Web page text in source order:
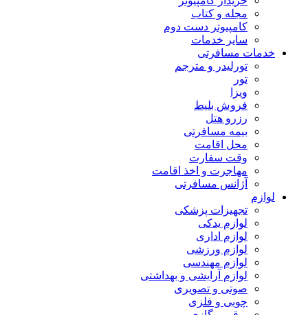
مجله و کتاب
کامپیوتر دست دوم
سایر خدمات
خدمات مسافرتی
تورلیدر و مترجم
تور
ویزا
فروش بلیط
رزرو هتل
بیمه مسافرتی
محل اقامت
وقت سفارت
مهاجرت و اخذ اقامت
آژانس مسافرتی
لوازم
تجهیزات پزشکی
لوازم یدکی
لوازم اداری
لوازم ورزشی
لوازم مهندسی
لوازم آرایشی و بهداشتی
صوتی و تصویری
چوبی و فلزی